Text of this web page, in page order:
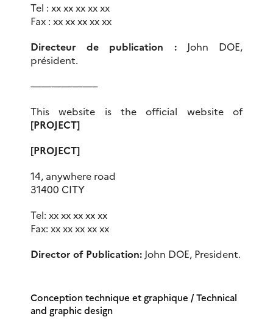
Tel : xx xx xx xx xx
Fax : xx xx xx xx xx
Directeur de publication :John DOE,
président.
——————–
This website is the official website of
[PROJECT]
[PROJECT]
14, anywhere road
31400 CITY
Tel: xx xx xx xx xx
Fax: xx xx xx xx xx
Director of Publication: John DOE, President.
Conception technique et graphique /Technical
and graphic design